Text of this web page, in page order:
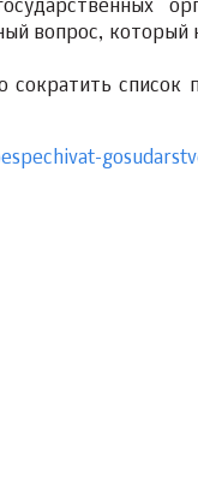
вопрос, который
список